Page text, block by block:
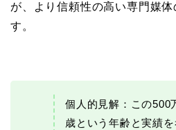
が、より信頼性の高い専門媒
す。
個人的見解：この500
歳という年齢と実績